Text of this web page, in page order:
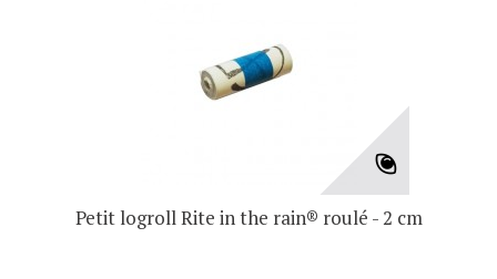
Petit logroll Rite in the rain® roulé - 2 cm